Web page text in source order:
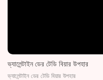
ভ্যালেন্টাইন ডের টেডি বিয়ার উপহার
ভ্যালেন্টাইন ডের টেডি বিয়ার উপহার